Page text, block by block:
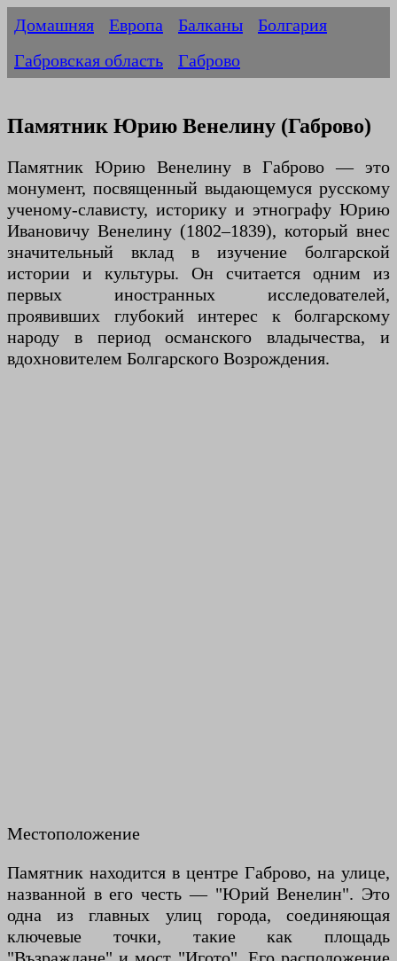
Домашняя Европа Балканы
Болгария
Габровская область
Габрово
Памятник Юрию Венелину (Габрово)
Памятник Юрию Венелину в Габрово — это
монумент, посвященный выдающемуся русскому
ученому-слависту, историку и этнографу Юрию
Ивановичу Венелину (1802–1839), который внес
значительный вклад в изучение болгарской
истории и культуры. Он считается одним из
первых иностранных исследователей,
проявивших глубокий интерес к болгарскому
народу в период османского владычества, и
вдохновителем Болгарского Возрождения.
Местоположение
Памятник находится в центре Габрово, на улице,
названной в его честь — "Юрий Венелин". Это
одна из главных улиц города, соединяющая
ключевые точки, такие как площадь